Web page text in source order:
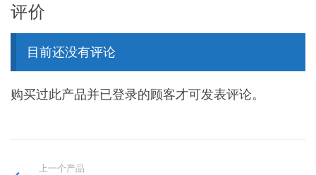
评价
目前还没有评论
购买过此产品并已登录的顾客才可发表评论。
上一个产品